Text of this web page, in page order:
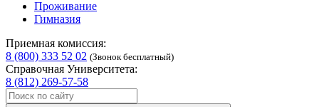
Проживание
Гимназия
Приемная комиссия:
8 (800) 333 52 02 (Звонок бесплатный)
Справочная Университета:
8 (812) 269-57-58